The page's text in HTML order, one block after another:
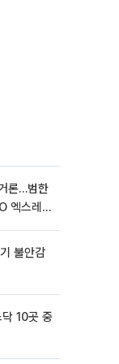
론…범한
엑스레
불안감
10곳 중